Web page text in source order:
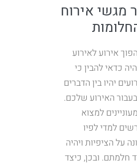
אירוח
אירוע לאירוע
כדאי להבין כי
יהיו בין הדברים
האירוע שלכם.
למצוא
למדי לפיו
על הציפיות ויהיה
חלמתם. ובכן, כיצד